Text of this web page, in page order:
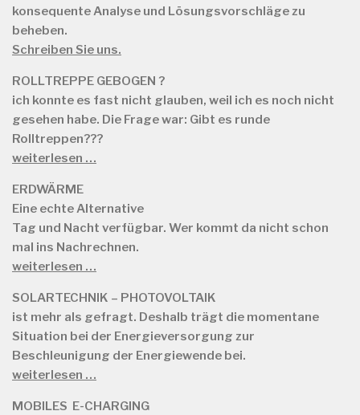
konsequente Analyse und Lösungsvorschläge zu
beheben.
Schreiben Sie uns.
ROLLTREPPE GEBOGEN ?
ich konnte es fast nicht glauben, weil ich es noch nicht
gesehen habe. Die Frage war: Gibt es runde
Rolltreppen???
weiterlesen …
ERDWÄRME
Eine echte Alternative
Tag und Nacht verfügbar. Wer kommt da nicht schon
mal ins Nachrechnen.
weiterlesen …
SOLARTECHNIK – PHOTOVOLTAIK
ist mehr als gefragt. Deshalb trägt die momentane
Situation bei der Energieversorgung zur
Beschleunigung der Energiewende bei.
weiterlesen …
MOBILES E-CHARGING